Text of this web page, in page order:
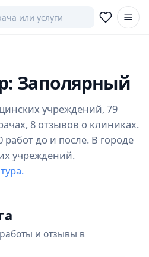
Заполярный
учреждений, 79
8 отзывов о клиниках.
до и после. В городе
учреждений.
и отзывы в